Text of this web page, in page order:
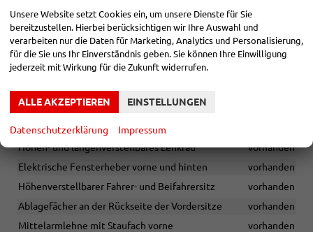
vorhanden
INNEN
Klimaanlage "Climatic"
für DSG
Handbremsengriff und Schalthebel in Leder
Höhen- und längenverstellbares Lenkrad
vorhanden
Elektrische Fensterheber vorne und hinten
vorhanden
Höhenverstellbarer Fahrer- und Beifahrersitz
vorhanden
Ablagefächer an der Rückseite der Vordersitze
vorhanden
Mittelarmlehne mit Staufach vorne
vorhanden
Unsere Website setzt Cookies ein, um unsere Dienste für Sie
bereitzustellen. Hierbei berücksichtigen wir Ihre Auswahl und
verarbeiten nur die Daten für Marketing, Analytics und Personalisierung,
für die Sie uns Ihr Einverständnis geben. Sie können Ihre Einwilligung
jederzeit mit Wirkung für die Zukunft widerrufen.
ALLE AKZEPTIEREN EINSTELLUNGEN
Datenschutzerklärung Impressum